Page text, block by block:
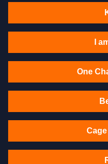
I
One